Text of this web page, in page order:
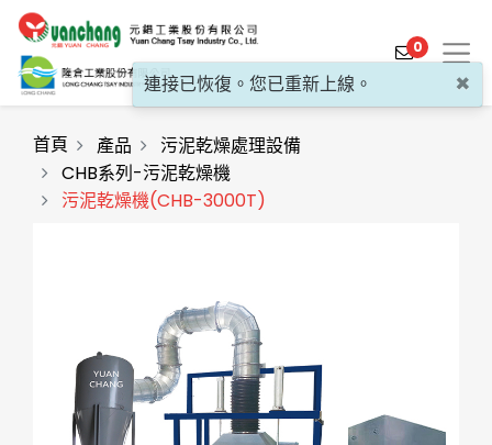
產品介紹
工程實績
最新消息
0
首頁 產品
污泥乾燥處理設備
CHB系列-污泥乾燥機
污泥乾燥機(CHB-3000T)
×
連接已恢復。您已重新上線。